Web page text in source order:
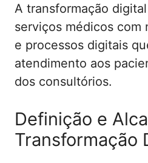
A transformação
serviços médicos com
e processos digitais
atendimento aos
dos consultórios.
Definição e
Transformação